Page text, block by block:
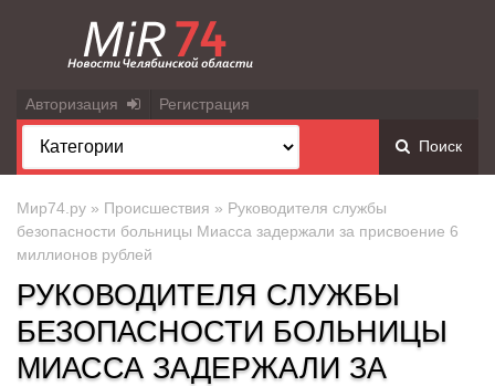
Авторизация Регистрация
Поиск
Мир74.ру » Происшествия » Руководителя службы
безопасности больницы Миасса задержали за присвоение 6
миллионов рублей
РУКОВОДИТЕЛЯ СЛУЖБЫ
БЕЗОПАСНОСТИ БОЛЬНИЦЫ
МИАССА ЗАДЕРЖАЛИ ЗА